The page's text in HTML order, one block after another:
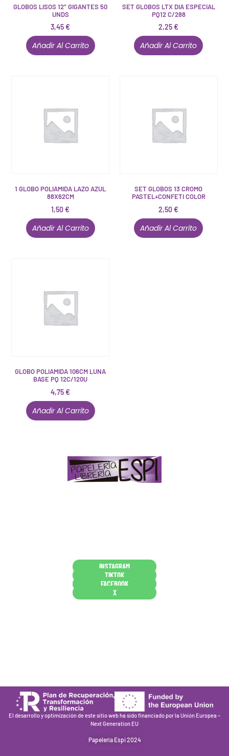
GLOBOS LISOS 12″ GIGANTES 50
UNDS
3,45€
Añadir Al Carrito
SET GLOBOS LTX DIA ESPECIAL
PQ12 C/288
2,25€
Añadir Al Carrito
1 GLOBO POLIAMIDA LAZO AZUL
88X62CM
1,50€
Añadir Al Carrito
SET GLOBOS 13 CROMO
PASTEL+CONFETI COLOR
2,50€
Añadir Al Carrito
GLOBO POLIAMIDA 106CM LUNA
BASE PQ 12C/120U
4,75€
Añadir Al Carrito
INSTAGRAM
TIKTOK
FACEBOOK
X
El desarrollo y optimización de este sitio web ha sido financiado por la Unión Europea –
Next Generation EU
Papelería Espi 2024